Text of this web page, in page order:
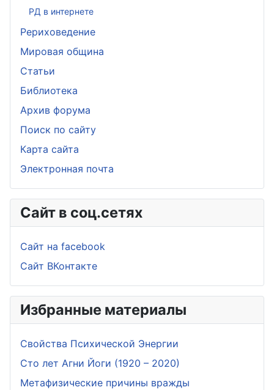
РД в интернете
Рериховедение
Мировая община
Статьи
Библиотека
Архив форума
Поиск по сайту
Карта сайта
Электронная почта
Сайт в соц.сетях
Сайт на facebook
Сайт ВКонтакте
Избранные материалы
Свойства Психической Энергии
Сто лет Агни Йоги (1920 – 2020)
Метафизические причины вражды